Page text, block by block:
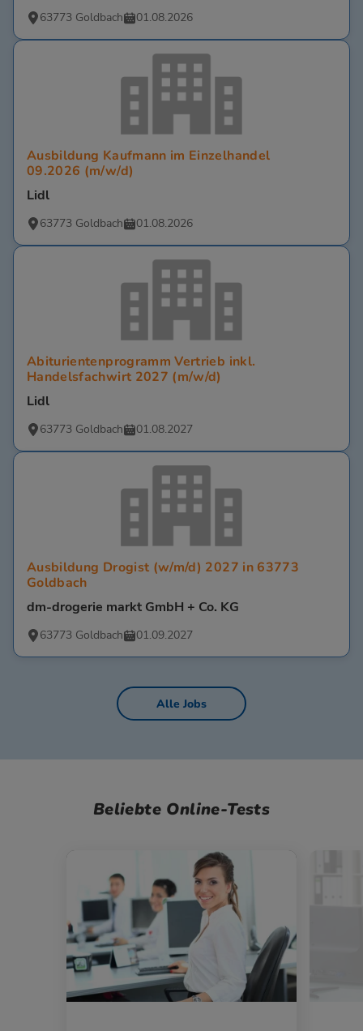
63773 Goldbach 01.08.2026
Ausbildung Kaufmann im Einzelhandel
09.2026 (m/w/d)
Lidl
63773 Goldbach 01.08.2026
Abiturientenprogramm Vertrieb inkl.
Handelsfachwirt 2027 (m/w/d)
Lidl
63773 Goldbach 01.08.2027
Ausbildung Drogist (w/m/d) 2027 in 63773
Goldbach
dm-drogerie markt GmbH + Co. KG
63773 Goldbach 01.09.2027
Alle Jobs
Beliebte Online-Tests